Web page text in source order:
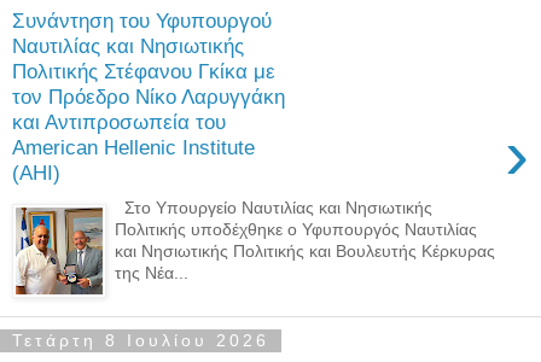
Συνάντηση του Υφυπουργού
Ναυτιλίας και Νησιωτικής
Πολιτικής Στέφανου Γκίκα με
τον Πρόεδρο Νίκο Λαρυγγάκη
και Αντιπροσωπεία του
American Hellenic Institute
(AHI)
›
Στο Υπουργείο Ναυτιλίας και Νησιωτικής
Πολιτικής υποδέχθηκε ο Υφυπουργός Ναυτιλίας
και Νησιωτικής Πολιτικής και Βουλευτής Κέρκυρας
της Νέα...
Τετάρτη 8 Ιουλίου 2026